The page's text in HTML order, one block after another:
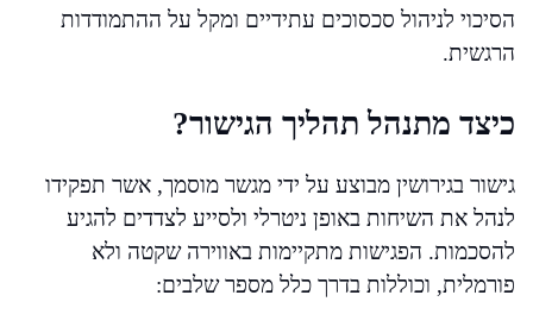
הסיכוי לניהול סכסוכים עתידיים ומקל על ההתמודדות
הרגשית.
כיצד מתנהל תהליך הגישור?
גישור בגירושין מבוצע על ידי מגשר מוסמך, אשר תפקידו
לנהל את השיחות באופן ניטרלי ולסייע לצדדים להגיע
להסכמות. הפגישות מתקיימות באווירה שקטה ולא
פורמלית, וכוללות בדרך כלל מספר שלבים: